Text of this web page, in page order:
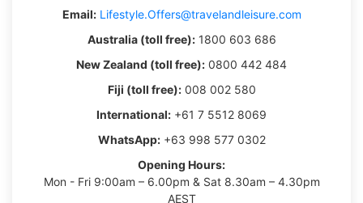
Email: Lifestyle.Offers@travelandleisure.com
Australia (toll free):1800 603 686
New Zealand (toll free): 0800 442 484
Fiji (toll free):008 002 580
International: +61 7 5512 8069
WhatsApp:+63 998 577 0302
Opening Hours:
Mon - Fri 9:00am – 6.00pm & Sat 8.30am – 4.30pm
AEST